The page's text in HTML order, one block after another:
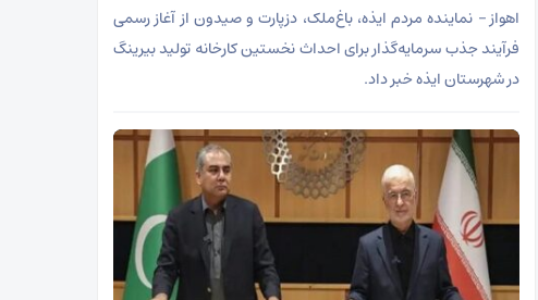
اهواز – نماینده مردم ایذه، باغ‌ملک، دزپارت و صیدون از آغاز رسمی
فرآیند جذب سرمایه‌گذار برای احداث نخستین کارخانه تولید بیرینگ
در شهرستان ایذه خبر داد.